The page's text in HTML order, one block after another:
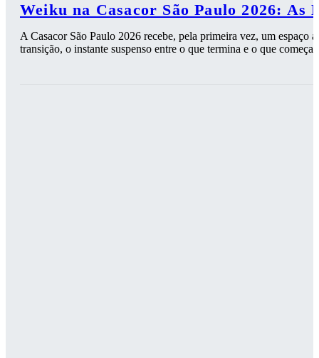
Weiku na Casacor São Paulo 2026:
A Casacor São Paulo 2026 recebe, pela primeira vez, um espaço
transição, o instante suspenso entre o que termina e o que